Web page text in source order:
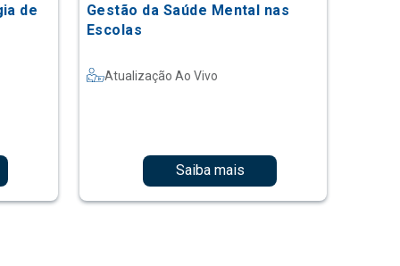
de
Gestão da Saúde Mental nas
Escolas
Atualização Ao Vivo
Saiba mais